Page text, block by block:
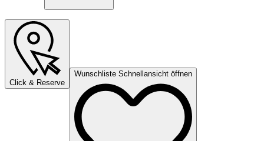
Click & Reserve
Wunschliste Schnellansicht öffnen